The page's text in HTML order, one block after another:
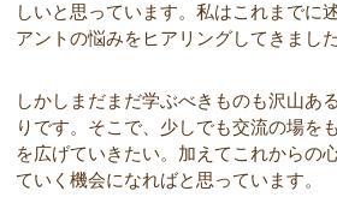
しいと思っています。私はこれまでに
アントの悩みをヒアリングしてきました
しかしまだまだ学ぶべきものも沢山あ
りです。そこで、少しでも交流の場を
を広げていきたい。加えてこれからの
ていく機会になればと思っています。